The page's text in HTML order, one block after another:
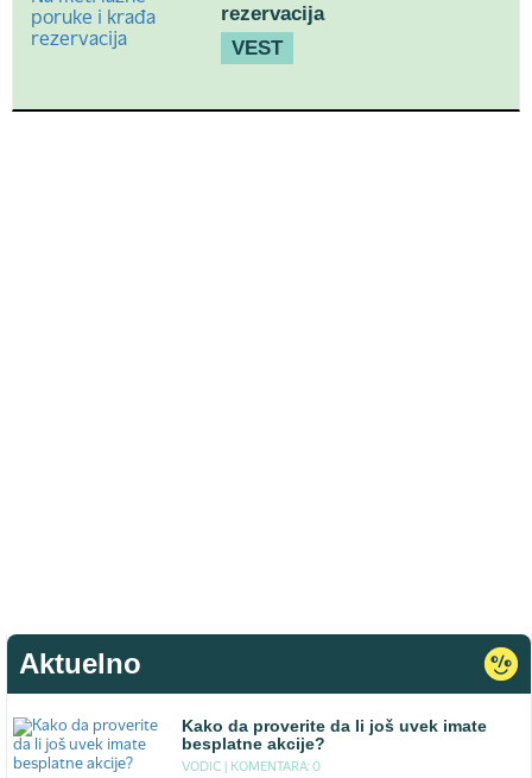
rezervacija
VEST
Aktuelno
Kako da proverite da li još uvek imate
besplatne akcije?
VODIC | KOMENTARA: 0